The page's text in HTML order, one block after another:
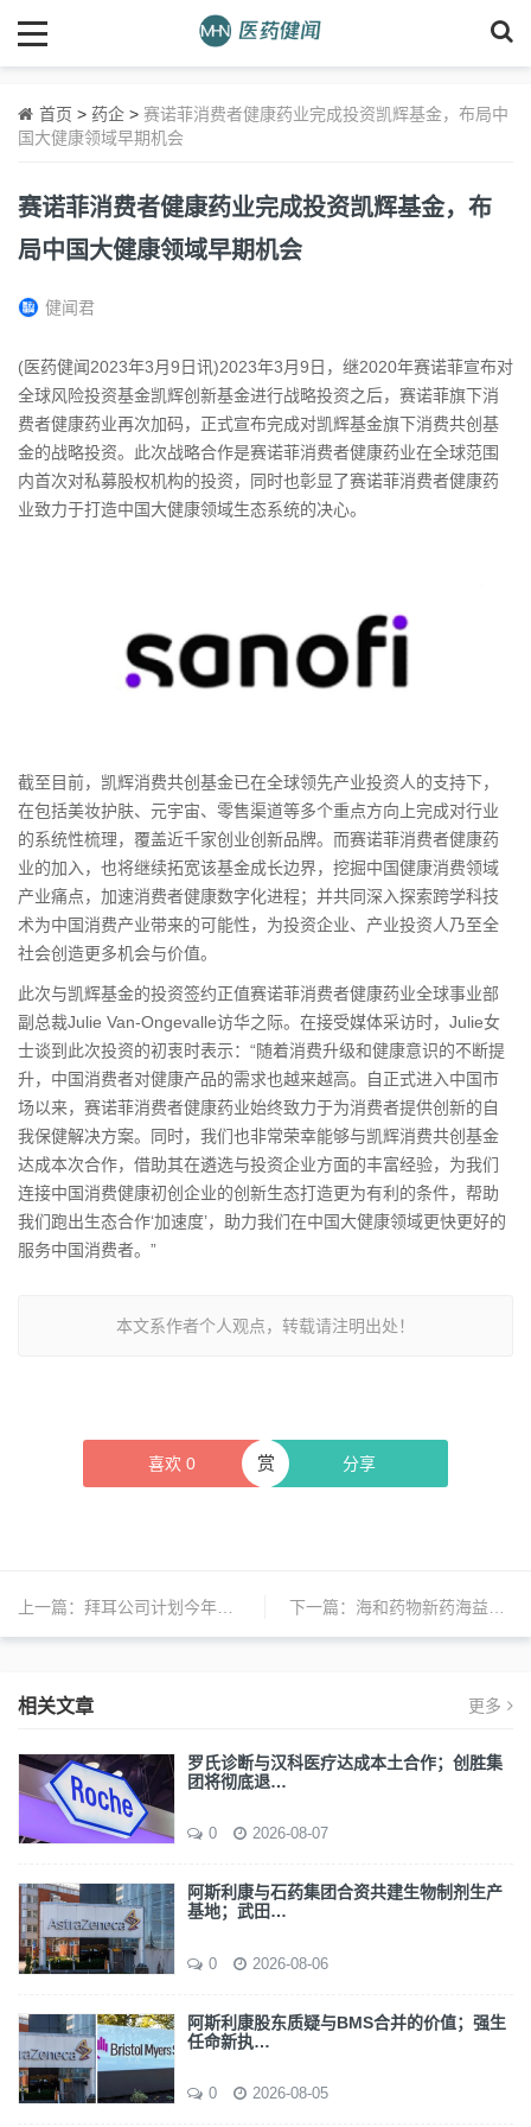
首页 > 药企 > 赛诺菲消费者健康药业完成投资凯辉基金，布局中
国大健康领域早期机会
赛诺菲消费者健康药业完成投资凯辉基金，布
局中国大健康领域早期机会
健闻君
(医药健闻2023年3月9日讯)2023年3月9日，继2020年赛诺菲宣布对
全球风险投资基金凯辉创新基金进行战略投资之后，赛诺菲旗下消
费者健康药业再次加码，正式宣布完成对凯辉基金旗下消费共创基
金的战略投资。此次战略合作是赛诺菲消费者健康药业在全球范围
内首次对私募股权机构的投资，同时也彰显了赛诺菲消费者健康药
业致力于打造中国大健康领域生态系统的决心。
截至目前，凯辉消费共创基金已在全球领先产业投资人的支持下，
在包括美妆护肤、元宇宙、零售渠道等多个重点方向上完成对行业
的系统性梳理，覆盖近千家创业创新品牌。而赛诺菲消费者健康药
业的加入，也将继续拓宽该基金成长边界，挖掘中国健康消费领域
产业痛点，加速消费者健康数字化进程；并共同深入探索跨学科技
术为中国消费产业带来的可能性，为投资企业、产业投资人乃至全
社会创造更多机会与价值。
此次与凯辉基金的投资签约正值赛诺菲消费者健康药业全球事业部
副总裁Julie Van-Ongevalle访华之际。在接受媒体采访时，Julie女
士谈到此次投资的初衷时表示：“随着消费升级和健康意识的不断提
升，中国消费者对健康产品的需求也越来越高。自正式进入中国市
场以来，赛诺菲消费者健康药业始终致力于为消费者提供创新的自
我保健解决方案。同时，我们也非常荣幸能够与凯辉消费共创基金
达成本次合作，借助其在遴选与投资企业方面的丰富经验，为我们
连接中国消费健康初创企业的创新生态打造更为有利的条件，帮助
我们跑出生态合作‘加速度’，助力我们在中国大健康领域更快更好的
服务中国消费者。”
本文系作者个人观点，转载请注明出处！
喜欢 0 分享
赏
上一篇： 拜耳公司计划今年在美国投入10亿美元用于药物研发 下一篇： 海和药物新药海益坦谷美替尼片获批上市，用于治疗非小细胞肺癌患者
相关文章 更多
罗氏诊断与汉科医疗达成本土合作；创胜集
团将彻底退…
0 2026-08-07
阿斯利康与石药集团合资共建生物制剂生产
基地；武田…
0 2026-08-06
阿斯利康股东质疑与BMS合并的价值；强生
任命新执…
0 2026-08-05